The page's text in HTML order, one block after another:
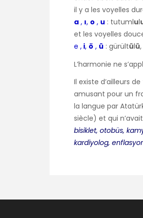
il y a les voyelles
a , ı, o , u : tutumlul
et les voyelles
e , i, ö , ü : gürültülü
L’harmonie ne
Il existe d’ailleurs
amusant pour un
la langue par
siècle) et qui
bisiklet, otobüs,
kardiyolog,